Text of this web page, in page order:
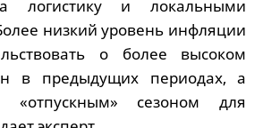
логистику и локальными
низкий уровень инфляции
о более высоком
в предыдущих периодах, а
«отпускным» сезоном для